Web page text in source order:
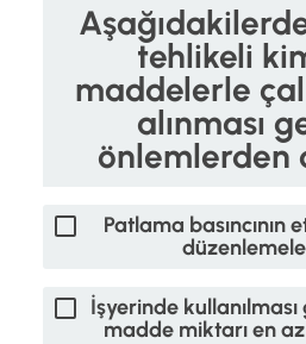
tehlikeli
maddelerle
alınması
önlemlerden
Patlama basıncının
İşyerinde
madde miktarı en